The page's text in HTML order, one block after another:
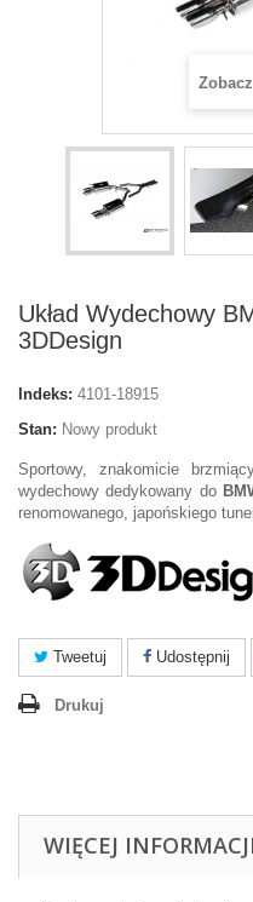
Układ Wydechowy
3DDesign
Indeks: 4101-18915
Stan: Nowy produkt
Sportowy, znakomicie
wydechowy dedykowany do
renomowanego, japońskiego
Tweetuj Udostępnij
Drukuj
WIĘCEJ INFORMACJI